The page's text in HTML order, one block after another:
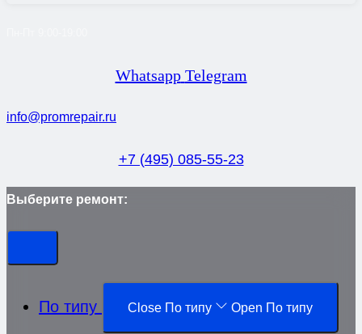
Whatsapp Telegram
info@promrepair.ru
+7 (495) 085-55-23
Выберите ремонт:
По типу Close По типу Open По типу